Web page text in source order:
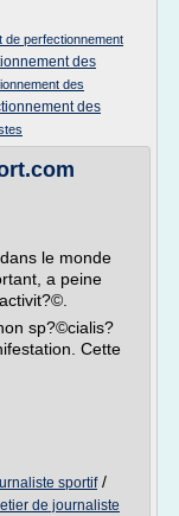
de perfectionnement
des
des
des
le monde
a peine
sp?©cialis?
Cette
sportif/
de journaliste